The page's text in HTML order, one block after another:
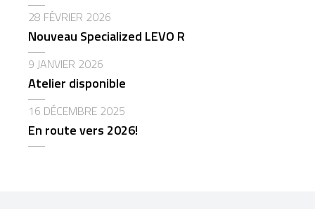
28 FÉVRIER 2026
Nouveau Specialized LEVO R
9 JANVIER 2026
Atelier disponible
16 DÉCEMBRE 2025
En route vers 2026!